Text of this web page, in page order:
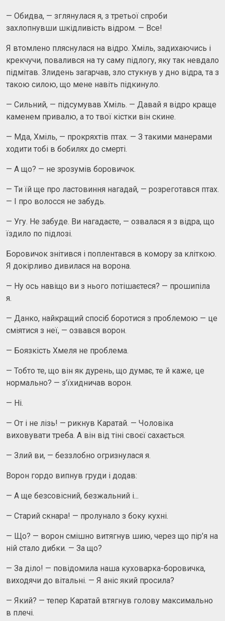
— Обидва, — зглянулася я, з третьої спроби
захлопнувши шкідливість відром. — Все!
Я втомлено пляснулася на відро. Хміль, задихаючись і
крекчучи, повалився на ту саму підлогу, яку так невдало
підмітав. Злидень загарчав, зло стукнув у дно відра, та з
такою силою, що мене навіть підкинуло.
— Сильний, — підсумував Хміль. — Давай я відро краще
каменем привалю, а то твої кістки він скине.
— Мда, Хміль, — прокряхтів птах. — З такими манерами
ходити тобі в бобилях до смерті.
— А що? — не зрозумів боровичок.
— Ти їй ще про ластовиння нагадай, — розреготався птах.
— І про волосся не забудь.
— Угу. Не забуде. Ви нагадаєте, — озвалася я з відра, що
їздило по підлозі.
Боровичок знітився і поплентався в комору за кліткою.
Я докірливо дивилася на ворона.
— Ну ось навіщо ви з нього потішаєтеся? — прошипіла
я.
— Данко, найкращий спосіб боротися з проблемою — це
сміятися з неї, — озвався ворон.
— Боязкість Хмеля не проблема.
— Тобто те, що він як дурень, що думає, те й каже, це
нормально? — з’їхидничав ворон.
— Ні.
— От і не лізь! — рикнув Каратай. — Чоловіка
виховувати треба. А він від тіні своєї сахається.
— Злий ви, — беззлобно огризнулася я.
Ворон гордо випнув груди і додав:
— А ще безсовісний, безжальний і...
— Старий скнара! — пролунало з боку кухні.
— Що? — ворон смішно витягнув шию, через що пір’я на
ній стало дибки. — За що?
— За діло! — повідомила наша куховарка-боровичка,
виходячи до вітальні. — Я аніс який просила?
— Який? — тепер Каратай втягнув голову максимально
в плечі.